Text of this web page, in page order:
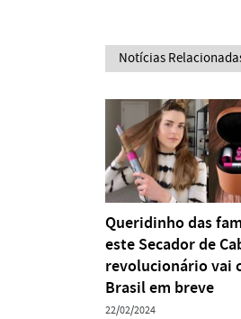
Notícias
Queridinho das
este Secador de
revolucionário vai
Brasil em breve
22/02/2024